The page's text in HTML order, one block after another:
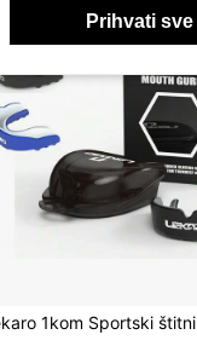
Prihvati sve